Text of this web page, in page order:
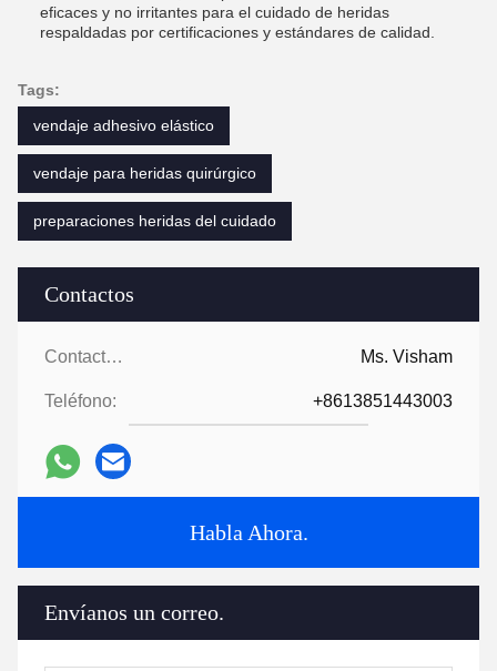
Contactos
Contactos: Ms. Visham
Teléfono: +8613851443003
Habla Ahora.
Envíanos un correo.
eficaces y no irritantes para el cuidado de heridas
respaldadas por certificaciones y estándares de calidad.
Tags:
vendaje adhesivo elástico
vendaje para heridas quirúrgico
preparaciones heridas del cuidado